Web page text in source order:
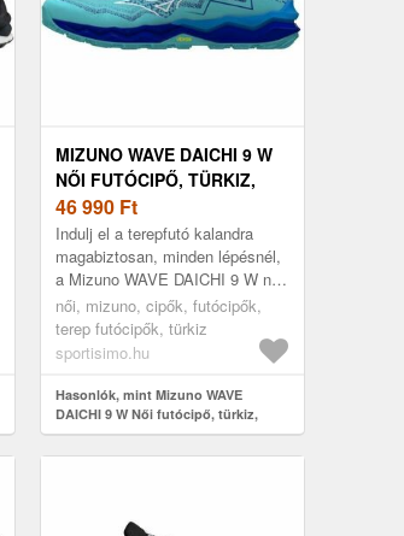
MIZUNO WAVE DAICHI 9 W
NŐI FUTÓCIPŐ, TÜRKIZ,
MÉRET 37
46 990 Ft
Indulj el a terepfutó kalandra
magabiztosan, minden lépésnél,
a Mizuno WAVE DAICHI 9 W női
futócipőben. Ez a gondosan
megtervezett cipő lehetővé te...
női, mizuno, cipők, futócipők,
terep futócipők, türkiz
sportisimo.hu
Hasonlók, mint Mizuno WAVE
DAICHI 9 W Női futócipő, türkiz,
méret 37